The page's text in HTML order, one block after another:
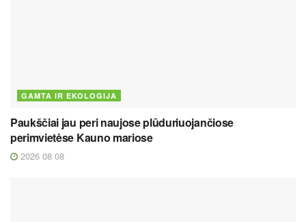
GAMTA IR EKOLOGIJA
Paukščiai jau peri naujose plūduriuojančiose
perimvietėse Kauno mariose
2026 08 08